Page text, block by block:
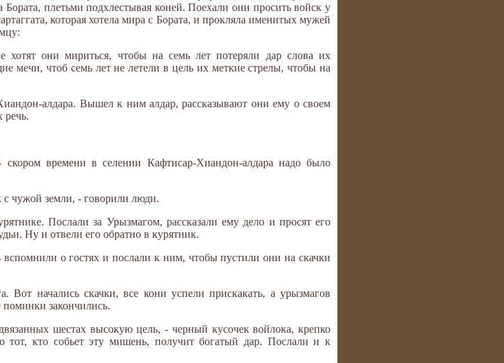
плетьми подхлестывая коней. Поехали они просить войск у
которая хотела мира с Бората, и прокляла именитых мужей
хотят они мириться, чтобы на семь лет потеряли дар слова их
мечи, чтоб семь лет не летели в цель их меткие стрелы, чтобы на
алдара. Вышел к ним алдар, рассказывают они ему о своем
речь.
времени в селении Кафтисар-Хиандон-алдара надо было
с чужой земли, - говорили люди.
Послали за Урызмагом, рассказали ему дело и просят его
Ну и отвели его обратно в курятник.
вспомнили о гостях и послали к ним, чтобы пустили они на скачки
Вот начались скачки, все кони успели прискакать, а урызмагов
поминки закончились.
шестах высокую цель, - черный кусочек войлока, крепко
кто собьет эту мишень, получит богатый дар. Послали и к